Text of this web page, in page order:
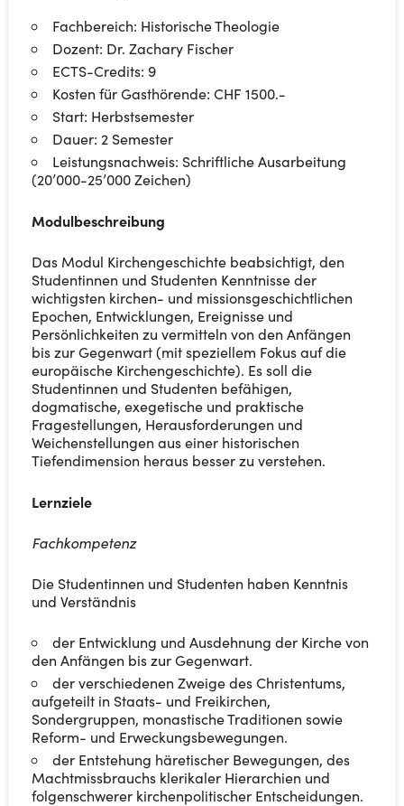
Fachbereich: Historische Theologie
Dozent: Dr. Zachary Fischer
ECTS-Credits: 9
Kosten für Gasthörende: CHF 1500.-
Start: Herbstsemester
Dauer: 2 Semester
Leistungsnachweis: Schriftliche Ausarbeitung
(20’000-25’000 Zeichen)
Modulbeschreibung
Das Modul Kirchengeschichte beabsichtigt, den
Studentinnen und Studenten Kenntnisse der
wichtigsten kirchen- und missionsgeschichtlichen
Epochen, Entwicklungen, Ereignisse und
Persönlichkeiten zu vermitteln von den Anfängen
bis zur Gegenwart (mit speziellem Fokus auf die
europäische Kirchengeschichte). Es soll die
Studentinnen und Studenten befähigen,
dogmatische, exegetische und praktische
Fragestellungen, Herausforderungen und
Weichenstellungen aus einer historischen
Tiefendimension heraus besser zu verstehen.
Lernziele
Fachkompetenz
Die Studentinnen und Studenten haben Kenntnis
und Verständnis
der Entwicklung und Ausdehnung der Kirche von
den Anfängen bis zur Gegenwart.
der verschiedenen Zweige des Christentums,
aufgeteilt in Staats- und Freikirchen,
Sondergruppen, monastische Traditionen sowie
Reform- und Erweckungsbewegungen.
der Entstehung häretischer Bewegungen, des
Machtmissbrauchs klerikaler Hierarchien und
folgenschwerer kirchenpolitischer Entscheidungen.